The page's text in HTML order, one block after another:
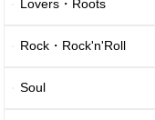
Lovers・Roots
Rock・Rock'n'Roll
Soul